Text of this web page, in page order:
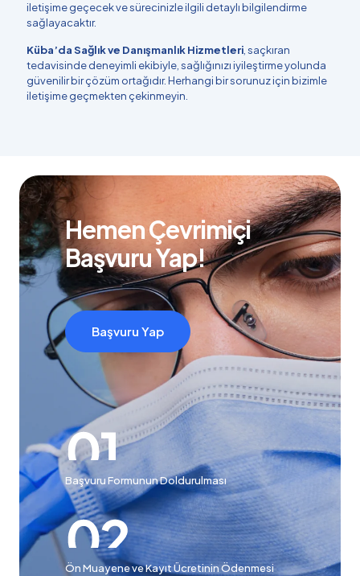
iletişime geçecek ve sürecinizle ilgili detaylı bilgilendirme
sağlayacaktır.
Küba’da Sağlık ve Danışmanlık Hizmetleri , saçkıran
tedavisinde deneyimli ekibiyle, sağlığınızı iyileştirme yolunda
güvenilir bir çözüm ortağıdır. Herhangi bir sorunuz için bizimle
iletişime geçmekten çekinmeyin.
Hemen Çevrimiçi
Başvuru Yap!
Başvuru Yap
Başvuru Formunun Doldurulması
Ön Muayene ve Kayıt Ücretinin Ödenmesi